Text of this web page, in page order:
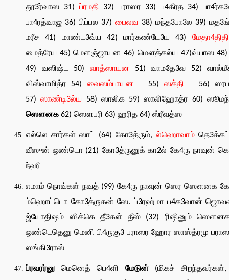
தூ3ர்வாஸ 31) ப்ரமதி 32) பராஸர 33) ப4கீரத 34)
பா4ரத்வாஜ 36) பிப்பல 37)பைலவ 38) மந்த3பா3ல 39)
மரீச 41) மாண்ட3வ்ய 42) மார்கண்டே3ய 43)
மைத்ரேய 45) மௌஞ்ஜாயன 46) மௌத்கல்ய 47)வ்யாஸ
49) வஸிஷ்ட 50) வாத்ஸாயன 51) வாமதே3வ 52)
விஸ்வாமித்ர 54) வைஸம்பாயன 55) ஸக்தி 56)
57)ஸாண்டி3ல்ய 58) ஸாலிக 59) ஸாலிஹோத்ர 60)
ஸௌனக 62) ஸௌபரி 63) ஹரித 64) ஸ்ரீவத்ஸ
எல்லெ சார்கள் ஸாட் (64) கோ3த்ரும், ல்ஹொவாம்
வீஸுன் ஒண்டொ (21) கோ3த்ருனுக் கா2ல் கே4ரு நாவுன்
ந்ஹீ
எமாம் நொவ்கள் நவத் (99) கே4ரு நாவுன் ஸெர ஸௌனக
ம்ஹொட்டொ கோ3த்ருகன் ஸே. ப்3ரஹ்மா ப4க3வான்
ஜ்யோதிஷம் ஸிக்கெ தீ3கள் தீஸ் (32) ரிஷினும் ஸௌனக
ஒண்டெதெனு மெனி பி4ருகு3 பராஸர ஹோர ஸாஸ்த்ரமு
ஸங்கி3ராஸ்
ப்ரவரர்னு மெனெத் பெ4ளி மேடுன்(மிகச் சிறந்தவர்கள்,